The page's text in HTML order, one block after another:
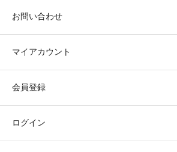
お問い合わせ
マイアカウント
会員登録
ログイン